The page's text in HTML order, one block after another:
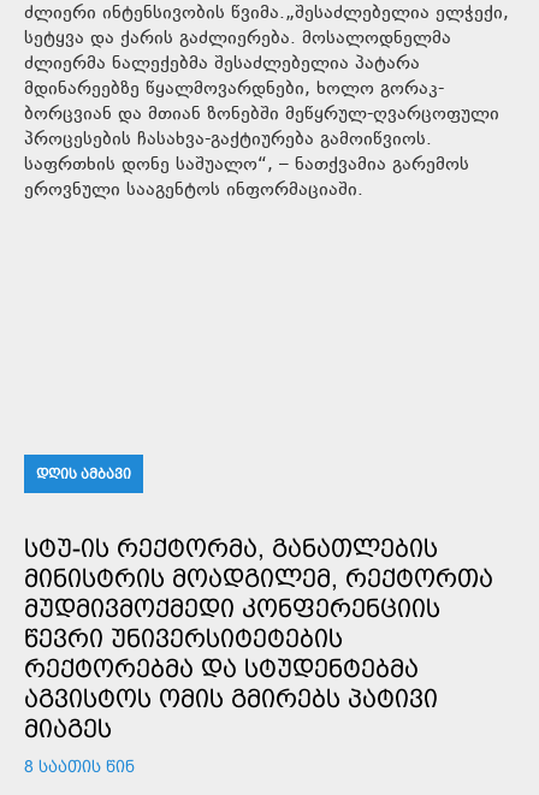
ძლიერი ინტენსივობის წვიმა.„შესაძლებელია ელჭექი,
სეტყვა და ქარის გაძლიერება. მოსალოდნელმა
ძლიერმა ნალექებმა შესაძლებელია პატარა
მდინარეებზე წყალმოვარდნები, ხოლო გორაკ-
ბორცვიან და მთიან ზონებში მეწყრულ-ღვარცოფული
პროცესების ჩასახვა-გაქტიურება გამოიწვიოს.
საფრთხის დონე საშუალო“, – ნათქვამია გარემოს
ეროვნული სააგენტოს ინფორმაციაში.
ᲓᲦᲘᲡ ᲐᲛᲑᲐᲕᲘ
ᲡᲢᲣ-ᲘᲡ ᲠᲔᲥᲢᲝᲠᲛᲐ, ᲒᲐᲜᲐᲗᲚᲔᲑᲘᲡ
ᲛᲘᲜᲘᲡᲢᲠᲘᲡ ᲛᲝᲐᲓᲒᲘᲚᲔᲛ, ᲠᲔᲥᲢᲝᲠᲗᲐ
ᲛᲣᲓᲛᲘᲕᲛᲝᲥᲛᲔᲓᲘ ᲙᲝᲜᲤᲔᲠᲔᲜᲪᲘᲘᲡ
ᲬᲔᲕᲠᲘ ᲣᲜᲘᲕᲔᲠᲡᲘᲢᲔᲢᲔᲑᲘᲡ
ᲠᲔᲥᲢᲝᲠᲔᲑᲛᲐ ᲓᲐ ᲡᲢᲣᲓᲔᲜᲢᲔᲑᲛᲐ
ᲐᲒᲕᲘᲡᲢᲝᲡ ᲝᲛᲘᲡ ᲒᲛᲘᲠᲔᲑᲡ ᲞᲐᲢᲘᲕᲘ
ᲛᲘᲐᲒᲔᲡ
8 ᲡᲐᲐᲗᲘᲡ ᲬᲘᲜ